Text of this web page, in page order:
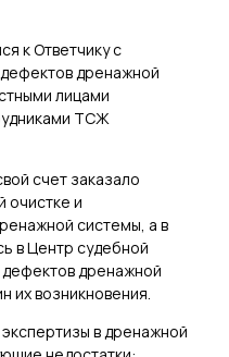
к Ответчику с
дренажной
лицами
ТСЖ
счет заказало
очистке и
системы, а в
в Центр судебной
дефектов дренажной
их возникновения.
в дренажной